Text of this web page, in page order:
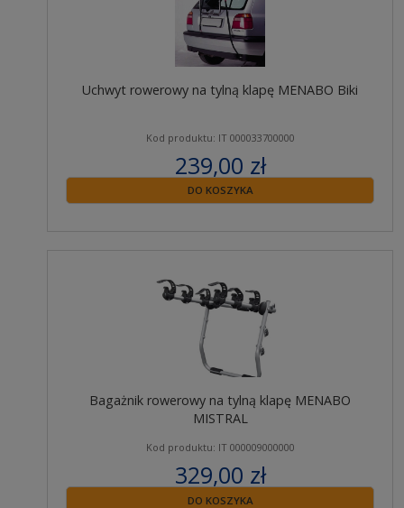
Uchwyt rowerowy na tylną klapę MENABO Biki
Kod produktu: IT 000033700000
239,00 zł
zawiera 23% VAT
DO KOSZYKA
Bagażnik rowerowy na tylną klapę MENABO
MISTRAL
Kod produktu: IT 000009000000
329,00 zł
zawiera 23% VAT
DO KOSZYKA